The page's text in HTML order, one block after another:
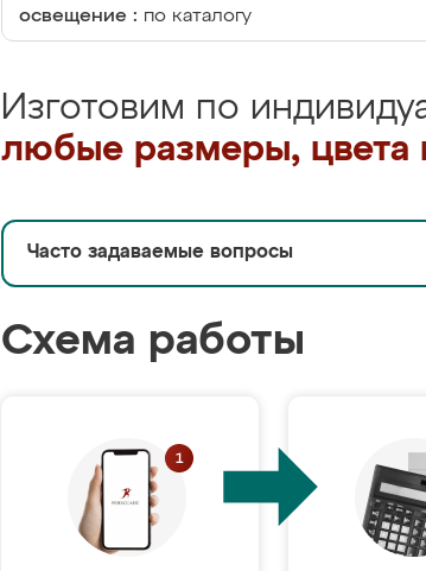
освещение : по каталогу
Изготовим по
любые размеры, цвета
Часто задаваемые вопросы
Схема работы